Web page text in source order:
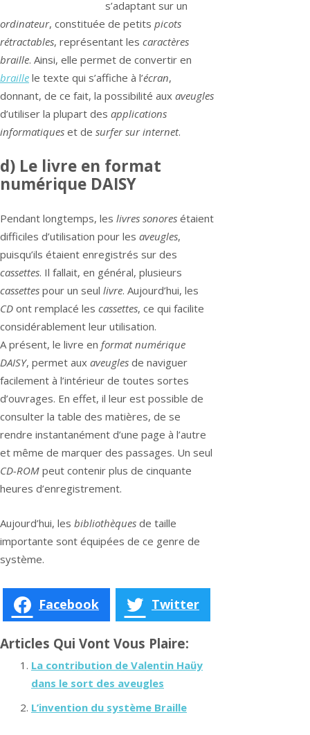
s’adaptant sur un
ordinateur, constituée de petits picots
rétractables, représentant les caractères
braille. Ainsi, elle permet de convertir en
braille le texte qui s’affiche à l’écran,
donnant, de ce fait, la possibilité aux aveugles
d’utiliser la plupart des applications
informatiques et de surfer sur internet.
d) Le livre en format
numérique DAISY
Pendant longtemps, les livres sonores étaient
difficiles d’utilisation pour les aveugles,
puisqu’ils étaient enregistrés sur des
cassettes. Il fallait, en général, plusieurs
cassettes pour un seul livre. Aujourd’hui, les
CD ont remplacé les cassettes, ce qui facilite
considérablement leur utilisation.
A présent, le livre en format numérique
DAISY, permet aux aveugles de naviguer
facilement à l’intérieur de toutes sortes
d’ouvrages. En effet, il leur est possible de
consulter la table des matières, de se
rendre instantanément d’une page à l’autre
et même de marquer des passages. Un seul
CD-ROM peut contenir plus de cinquante
heures d’enregistrement.
Aujourd’hui, les bibliothèques de taille
importante sont équipées de ce genre de
système.
Facebook Twitter
Articles Qui Vont Vous Plaire:
La contribution de Valentin Haüy
dans le sort des aveugles
L’invention du système Braille